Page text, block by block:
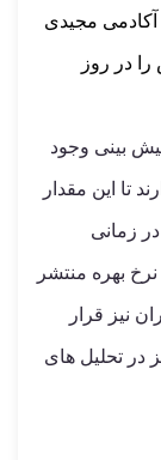
آکادمی مجیدی
در روز
بینی وجود
تا این مقدار
زمانی
بهره منتشر
نیز قرار
در تحلیل های